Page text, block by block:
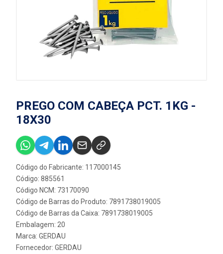
PREGO COM CABEÇA PCT. 1KG -
18X30
Código do Fabricante: 117000145
Código: 885561
Código NCM: 73170090
Código de Barras do Produto: 7891738019005
Código de Barras da Caixa: 7891738019005
Embalagem: 20
Marca: GERDAU
Fornecedor: GERDAU